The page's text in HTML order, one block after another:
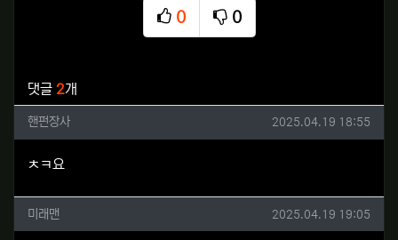
0
추천
0
비추천
댓글 2개
핸펀장사님의 댓글
핸펀장사 작성일
2025.04.19 18:55
ㅊㅋ요
미래맨님의 댓글
미래맨 작성일
2025.04.19 19:05